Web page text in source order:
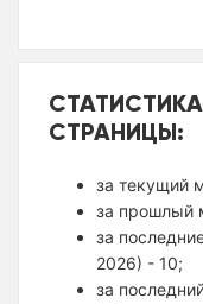
СТРАНИЦЫ:
за текущий
за прошлый
за
2026) - 10;
за